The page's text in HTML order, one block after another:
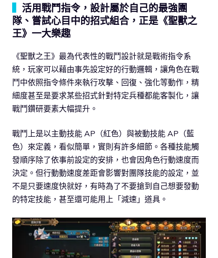
活用戰鬥指令，設計屬於自己的最強團
隊、嘗試心目中的招式組合，正是《聖獸之
王》一大樂趣
《聖獸之王》最為代表性的戰鬥設計就是戰術指令系
統，玩家可以藉由事先設定好的行動邏輯，讓角色在戰
鬥中依照指令條件來執行攻擊、回復、強化等動作，精
細度甚至是要求某些招式針對特定兵種都能客製化，讓
戰鬥鑽研要素大幅提升。
戰鬥上是以主動技能 AP（紅色）與被動技能 AP（藍
色）來定義，看似簡單，實則有許多細節。各種技能觸
發順序除了依事前設定的安排，也會因角色行動速度而
決定。但行動動速度差距會影響對團隊技能的設定，並
不是只要速度快就好，有時為了不要搶到自己想要發動
的特定技能，甚至還可能用上「減速」道具。